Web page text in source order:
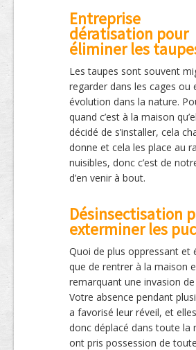
Entreprise
dératisation pour
éliminer les
Les taupes sont souvent
regarder dans les cages ou
évolution dans la nature.
quand c’est à la maison
décidé de s’installer, cela
donne et cela les place au
nuisibles, donc c’est de
d’en venir à bout.
Désinsectisation
exterminer les
Quoi de plus oppressant et
que de rentrer à la maison
remarquant une invasion de
Votre absence pendant
a favorisé leur réveil, et
donc déplacé dans toute la
ont pris possession de